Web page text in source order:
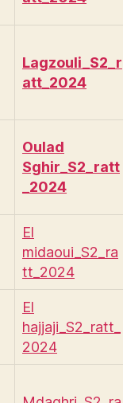
Lagzouli_S2_r
att_2024
Oulad
Sghir_S2_ratt
_2024
El
midaoui_S2_ra
tt_2024
El
hajjaji_S2_ratt_
2024